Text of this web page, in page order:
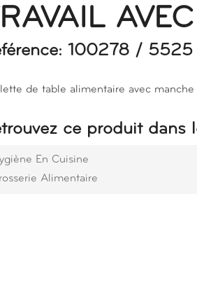
100278 / 5525
de table alimentaire avec manche
ce produit dans
En Cuisine
Alimentaire